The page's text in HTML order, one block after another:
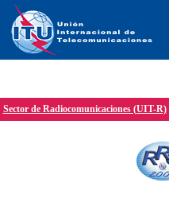
Sector de Radiocomunicaciones (UIT-R)